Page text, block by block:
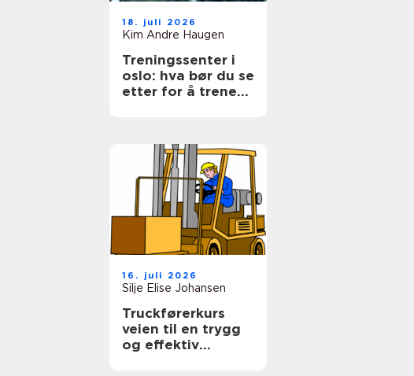
18. juli 2026
Kim Andre Haugen
Treningssenter i
oslo: hva bør du se
etter for å trene
16. juli 2026
Silje Elise Johansen
Truckførerkurs
veien til en trygg
og effektiv